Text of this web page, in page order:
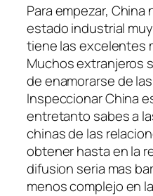
Para empezar,
estado industrial
tiene las excelentes
Muchos extranjeros
de enamorarse de
Inspeccionar China
entretanto sabes a
chinas de las
obtener hasta en la
difusion seri­a mas
menos complejo en